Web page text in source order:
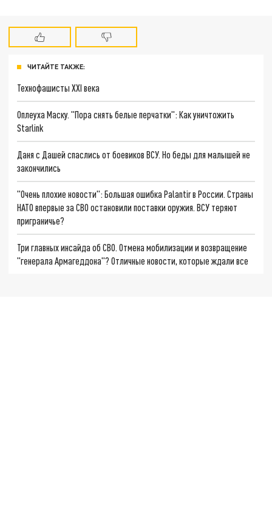
ЧИТАЙТЕ ТАКЖЕ:
Технофашисты XXI века
Оплеуха Маску. "Пора снять белые перчатки": Как уничтожить
Starlink
Даня с Дашей спаслись от боевиков ВСУ. Но беды для малышей не
закончились
"Очень плохие новости": Большая ошибка Palantir в России. Страны
НАТО впервые за СВО остановили поставки оружия. ВСУ теряют
приграничье?
Три главных инсайда об СВО. Отмена мобилизации и возвращение
"генерала Армагеддона"? Отличные новости, которые ждали все